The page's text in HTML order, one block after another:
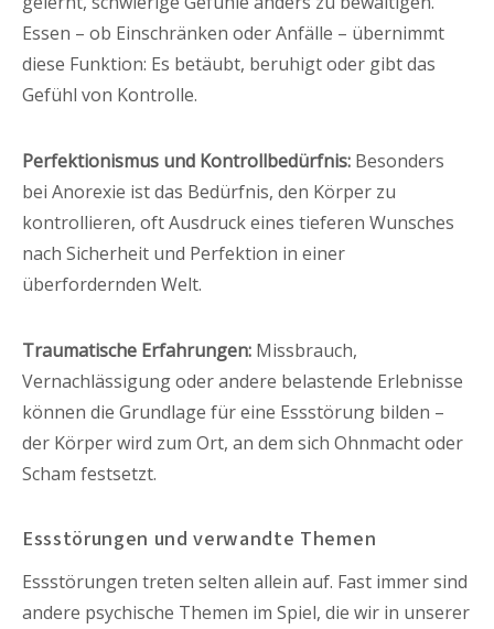
Essen – ob Einschränken oder Anfälle – übernimmt
diese Funktion: Es betäubt, beruhigt oder gibt das
Gefühl von Kontrolle.
Perfektionismus und Kontrollbedürfnis: Besonders
bei Anorexie ist das Bedürfnis, den Körper zu
kontrollieren, oft Ausdruck eines tieferen Wunsches
nach Sicherheit und Perfektion in einer
überfordernden Welt.
Traumatische Erfahrungen: Missbrauch,
Vernachlässigung oder andere belastende Erlebnisse
können die Grundlage für eine Essstörung bilden –
der Körper wird zum Ort, an dem sich Ohnmacht oder
Scham festsetzt.
Essstörungen und verwandte Themen
Essstörungen treten selten allein auf. Fast immer sind
andere psychische Themen im Spiel, die wir in unserer